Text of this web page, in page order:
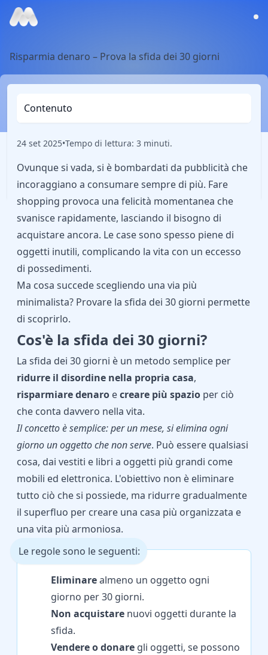
Risparmia denaro – Prova la sfida dei 30 giorni
Contenuto
24 set 2025•Tempo di lettura: 3 minuti.
Ovunque si vada, si è bombardati da pubblicità che
incoraggiano a consumare sempre di più. Fare
shopping provoca una felicità momentanea che
svanisce rapidamente, lasciando il bisogno di
acquistare ancora. Le case sono spesso piene di
oggetti inutili, complicando la vita con un eccesso
di possedimenti.
Ma cosa succede scegliendo una via più
minimalista? Provare la sfida dei 30 giorni permette
di scoprirlo.
Cos'è la sfida dei 30 giorni?
La sfida dei 30 giorni è un metodo semplice per
ridurre il disordine nella propria casa,
risparmiare denaro ecreare più spazio per ciò
che conta davvero nella vita.
Il concetto è semplice: per un mese, si elimina ogni
giorno un oggetto che non serve. Può essere qualsiasi
cosa, dai vestiti e libri a oggetti più grandi come
mobili ed elettronica. L'obiettivo non è eliminare
tutto ciò che si possiede, ma ridurre gradualmente
il superfluo per creare una casa più organizzata e
una vita più armoniosa.
Le regole sono le seguenti:
Eliminarealmeno un oggetto ogni
giorno per 30 giorni.
Non acquistare nuovi oggetti durante la
sfida.
Vendere o donare gli oggetti, se possono